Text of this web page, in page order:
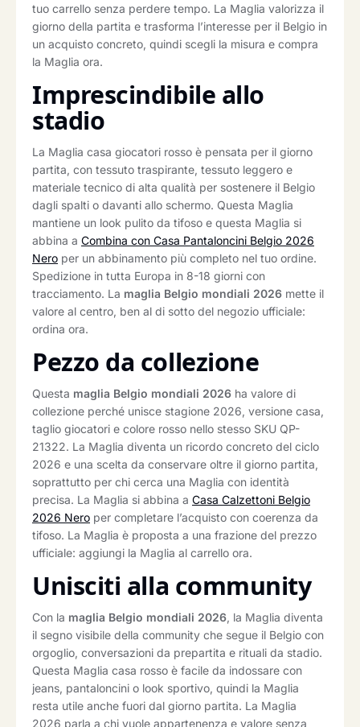
tuo carrello senza perdere tempo. La Maglia valorizza il
giorno della partita e trasforma l’interesse per il Belgio in
un acquisto concreto, quindi scegli la misura e compra
la Maglia ora.
Imprescindibile allo
stadio
La Maglia casa giocatori rosso è pensata per il giorno
partita, con tessuto traspirante, tessuto leggero e
materiale tecnico di alta qualità per sostenere il Belgio
dagli spalti o davanti allo schermo. Questa Maglia
mantiene un look pulito da tifoso e questa Maglia si
abbina a Combina con Casa Pantaloncini Belgio 2026
Nero per un abbinamento più completo nel tuo ordine.
Spedizione in tutta Europa in 8-18 giorni con
tracciamento. La maglia Belgio mondiali 2026 mette il
valore al centro, ben al di sotto del negozio ufficiale:
ordina ora.
Pezzo da collezione
Questa maglia Belgio mondiali 2026 ha valore di
collezione perché unisce stagione 2026, versione casa,
taglio giocatori e colore rosso nello stesso SKU QP-
21322. La Maglia diventa un ricordo concreto del ciclo
2026 e una scelta da conservare oltre il giorno partita,
soprattutto per chi cerca una Maglia con identità
precisa. La Maglia si abbina a Casa Calzettoni Belgio
2026 Nero per completare l’acquisto con coerenza da
tifoso. La Maglia è proposta a una frazione del prezzo
ufficiale: aggiungi la Maglia al carrello ora.
Unisciti alla community
Con la maglia Belgio mondiali 2026, la Maglia diventa
il segno visibile della community che segue il Belgio con
orgoglio, conversazioni da prepartita e rituali da stadio.
Questa Maglia casa rosso è facile da indossare con
jeans, pantaloncini o look sportivo, quindi la Maglia
resta utile anche fuori dal giorno partita. La Maglia
2026 parla a chi vuole appartenenza e valore senza